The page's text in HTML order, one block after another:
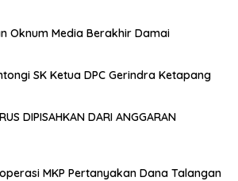
Oknum Media Berakhir Damai
SK Ketua DPC Gerindra Ketapang
DIPISAHKAN DARI ANGGARAN
MKP Pertanyakan Dana Talangan